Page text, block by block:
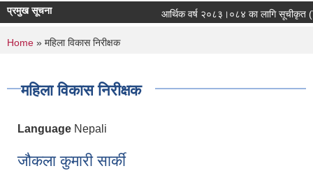
प्रमुख सूचना आर्थिक वर्ष २०८३।०८४ का लागि सूचीकृत
You are here
Home » महिला विकास निरीक्षक
महिला विकास निरीक्षक
Language Nepali
जौकला कुमारी सार्की